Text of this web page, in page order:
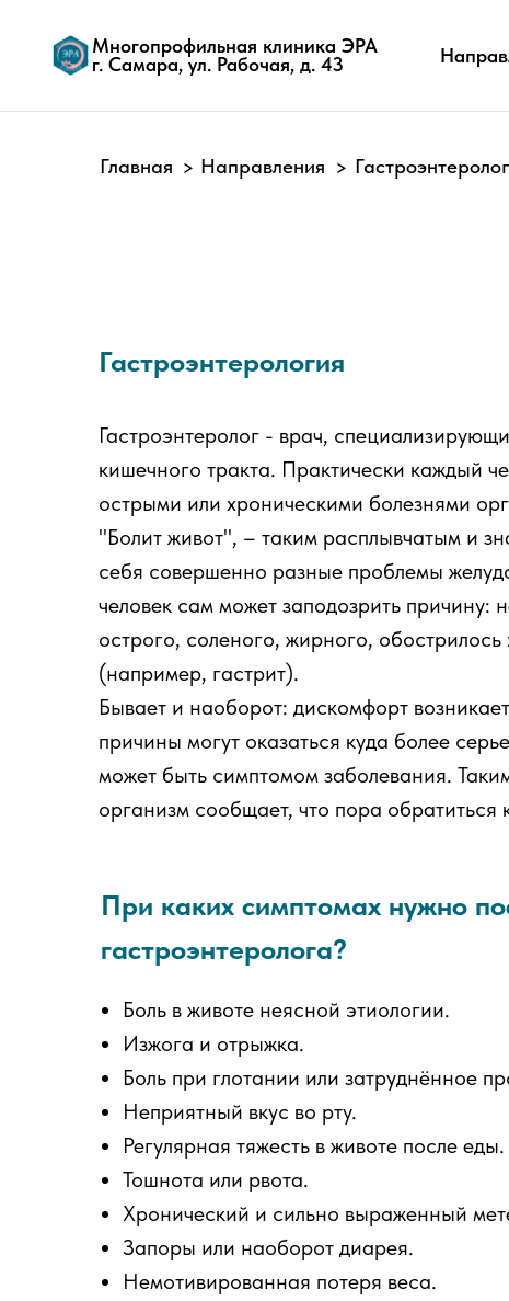
Многопрофильная клиника ЭРА
г. Самара, ул. Рабочая, д. 43
Направления
Главная Направления
> >
Гастроэнтеролог - врач,
кишечного тракта. Практически каждый
острыми или хроническими болезнями
"Болит живот", – таким расплывчатым и
себя совершенно разные проблемы
человек сам может заподозрить причину:
острого, соленого, жирного,
(например, гастрит).
Бывает и наоборот: дискомфорт
причины могут оказаться куда более
может быть симптомом заболевания.
организм сообщает, что пора обратиться
Боль в животе неясной этиологии.
Изжога и отрыжка.
Боль при глотании или затруднённое
Неприятный вкус во рту.
Регулярная тяжесть в животе после еды.
Тошнота или рвота.
Хронический и сильно выраженный
Запоры или наоборот диарея.
Немотивированная потеря веса.
Гастроэнтерология
При каких симптомах нужно
гастроэнтеролога?